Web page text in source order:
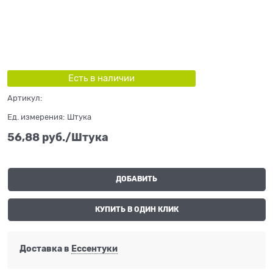
Есть в наличии
Артикул:
Ед. измерения: Штука
56,88 руб./Штука
ДОБАВИТЬ
КУПИТЬ В ОДИН КЛИК
Доставка в Ессентуки